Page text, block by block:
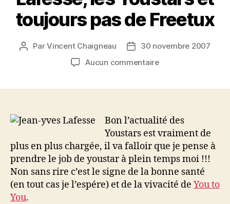
toujours pas de Freetux
Auteur
ParVincent Chaigneau
Date30 novembre 2007
Aucun commentairesur
toujours
pas
Freetux
Bon l’actualité des
Youstars est vraiment de
plus en plus chargée, il va falloir que je pense à
prendre le job de youstar à plein temps moi !!!
Non sans rire c’est le signe de la bonne santé
(en tout cas je l’espére) et de la vivacité de You to
You.